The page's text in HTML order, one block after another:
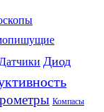
Диод
Компасы